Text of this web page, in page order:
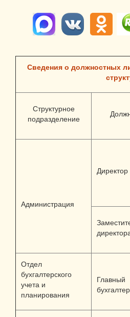
Сведения о должностных
Структурное
подразделение
Администрация
Директор
Отдел
бухгалтерского
учета и
планирования
Главный
бухгалтер